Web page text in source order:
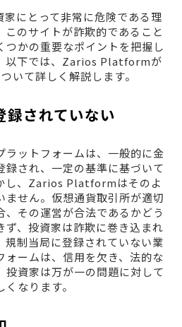
にとって非常に危険である理
このサイトが詐欺的であること
つかの重要なポイントを把握し
以下では、Zarios Platformが
いて詳しく解説します。
録されていない
ラットフォームは、一般的に金
録され、一定の基準に基づいて
し、Zarios Platformはそのよ
ません。仮想通貨取引所が適切
、その運営が合法であるかどう
ず、投資家は詐欺に巻き込まれ
規制当局に登録されていない業
ォームは、信用を欠き、法的な
投資家は万が一の問題に対して
なります。